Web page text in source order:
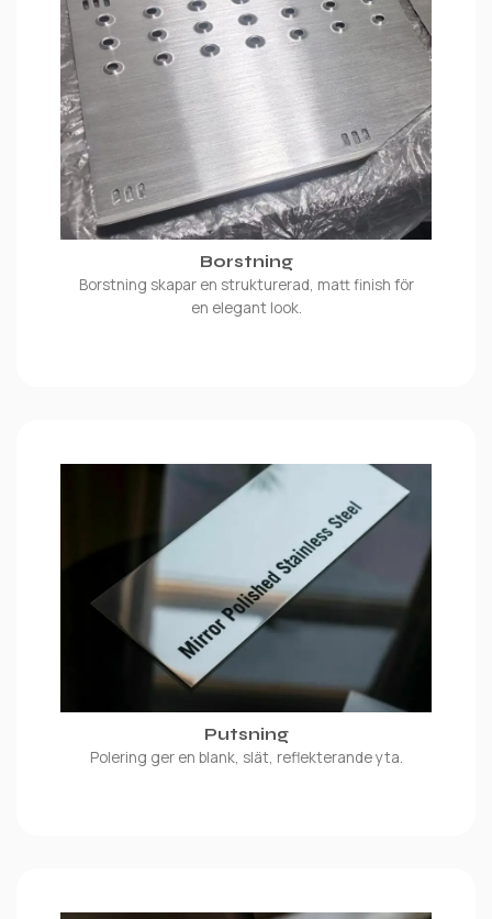
Borstning
Borstning skapar en strukturerad, matt finish för
en elegant look.
Putsning
Polering ger en blank, slät, reflekterande yta.